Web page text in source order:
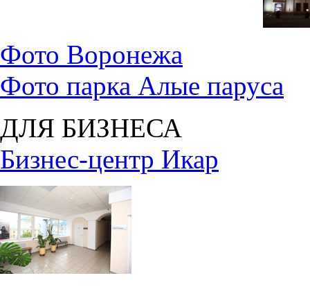
Фото Воронежа
Фото парка Алые паруса
ДЛЯ БИЗНЕСА
Бизнес-центр Икар